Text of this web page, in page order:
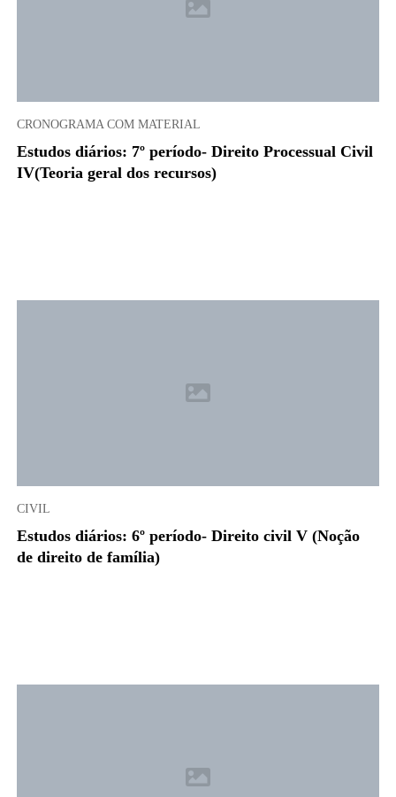
CRONOGRAMA COM MATERIAL
Estudos diários: 7º período- Direito Processual Civil
IV(Teoria geral dos recursos)
CIVIL
Estudos diários: 6º período- Direito civil V (Noção
de direito de família)